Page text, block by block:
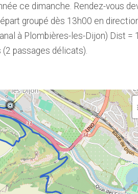
ce dimanche. Rendez-vous
groupé dès 13h00 en
à Plombières-les-Dijon) Dist =
passages délicats).